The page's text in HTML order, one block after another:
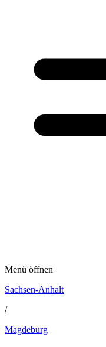
Menü öffnen
Sachsen-Anhalt
/
Magdeburg